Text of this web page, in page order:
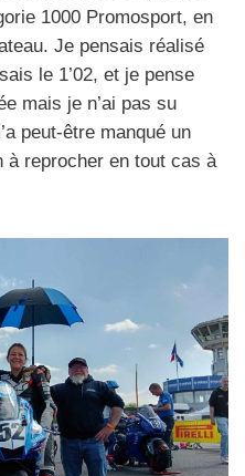
1000 Promosport, en
Je pensais réalisé
le 1’02, et je pense
mais je n’ai pas su
peut-être manqué un
à reprocher en tout cas à